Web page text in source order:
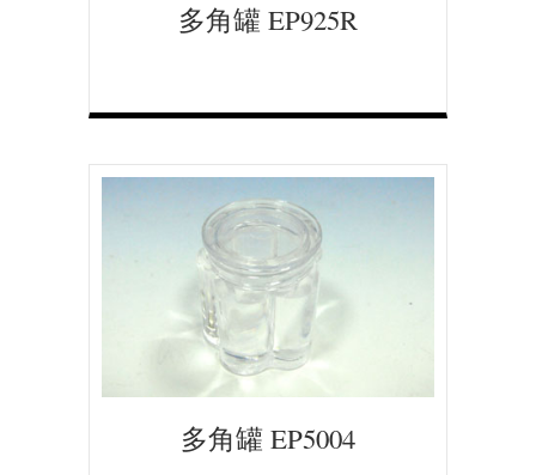
多角罐 EP925R
多角罐 EP5004